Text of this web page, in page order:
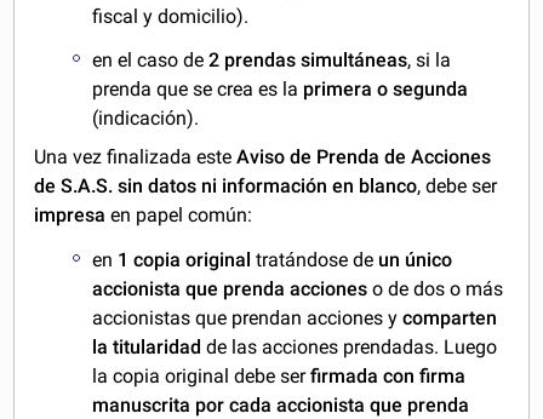
fiscal y domicilio).
en el caso de2 prendas simultáneas, si la
prenda que se crea es la primera o segunda
(indicación).
Una vez finalizada esteAviso de Prenda de Acciones
de S.A.S. sin datos ni información en blanco, debe ser
impresa en papel común:
en 1 copia original tratándose de un único
accionista que prenda acciones o de dos o más
accionistas que prendan acciones ycomparten
la titularidad de las acciones prendadas. Luego
la copia original debe serfirmada con firma
manuscrita por cada accionista que prenda